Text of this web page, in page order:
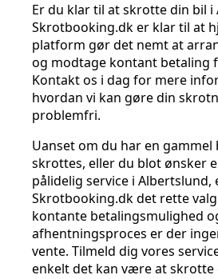
Er du klar til at skrotte din bil i
Skrotbooking.dk er klar til at
platform gør det nemt at
og modtage kontant betaling
Kontakt os i dag for mere
hvordan vi kan gøre din
problemfri.
Uanset om du har en gammel
skrottes, eller du blot ønsker
pålidelig service i Albertslund,
Skrotbooking.dk det rette
kontante betalingsmulighed
afhentningsproces er der
vente. Tilmeld dig vores
enkelt det kan være at skrotte